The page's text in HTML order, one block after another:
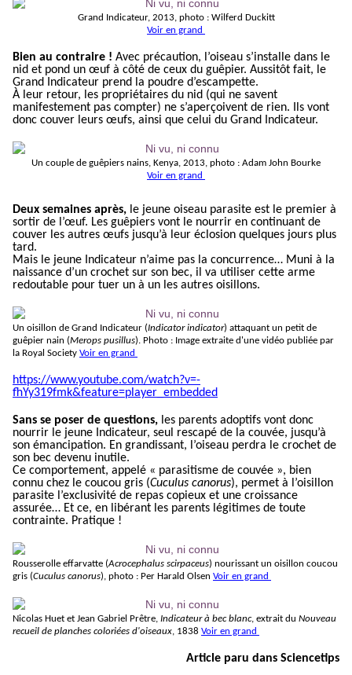
Grand Indicateur, 2013, photo : Wilferd Duckitt
Voir en grand
Bien au contraire ! Avec précaution, l’oiseau s’installe dans le
nid et pond un œuf à côté de ceux du guêpier. Aussitôt fait, le
Grand Indicateur prend la poudre d’escampette.
À leur retour, les propriétaires du nid (qui ne savent
manifestement pas compter) ne s’aperçoivent de rien. Ils vont
donc couver leurs œufs, ainsi que celui du Grand Indicateur.
Un couple de guêpiers nains, Kenya, 2013, photo : Adam John Bourke
Voir en grand
Deux semaines après, le jeune oiseau parasite est le premier à
sortir de l’œuf. Les guêpiers vont le nourrir en continuant de
couver les autres œufs jusqu’à leur éclosion quelques jours plus
tard.
Mais le jeune Indicateur n’aime pas la concurrence… Muni à la
naissance d’un crochet sur son bec, il va utiliser cette arme
redoutable pour tuer un à un les autres oisillons.
Un oisillon de Grand Indicateur (Indicator indicator) attaquant un petit de
guêpier nain (Merops pusillus). Photo : Image extraite d'une vidéo publiée par
la Royal Society Voir en grand
https://www.youtube.com/watch?v=-
fhYy319fmk&feature=player_embedded
Sans se poser de questions, les parents adoptifs vont donc
nourrir le jeune Indicateur, seul rescapé de la couvée, jusqu’à
son émancipation. En grandissant, l’oiseau perdra le crochet de
son bec devenu inutile.
Ce comportement, appelé « parasitisme de couvée », bien
connu chez le coucou gris (Cuculus canorus), permet à l’oisillon
parasite l’exclusivité de repas copieux et une croissance
assurée… Et ce, en libérant les parents légitimes de toute
contrainte. Pratique !
Rousserolle effarvatte (Acrocephalus scirpaceus) nourissant un oisillon coucou
gris (Cuculus canorus), photo : Per Harald Olsen Voir en grand
Nicolas Huet et Jean Gabriel Prêtre, Indicateur à bec blanc, extrait du Nouveau
recueil de planches coloriées d'oiseaux, 1838 Voir en grand
Article paru dans Sciencetips